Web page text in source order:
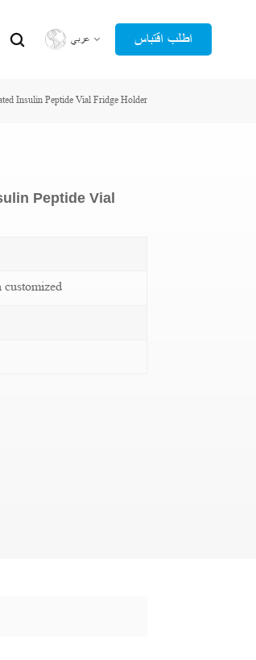
عربي اطلب اقتباس
Insulin Peptide Vial Fridge Holder
Peptide Vial
customized